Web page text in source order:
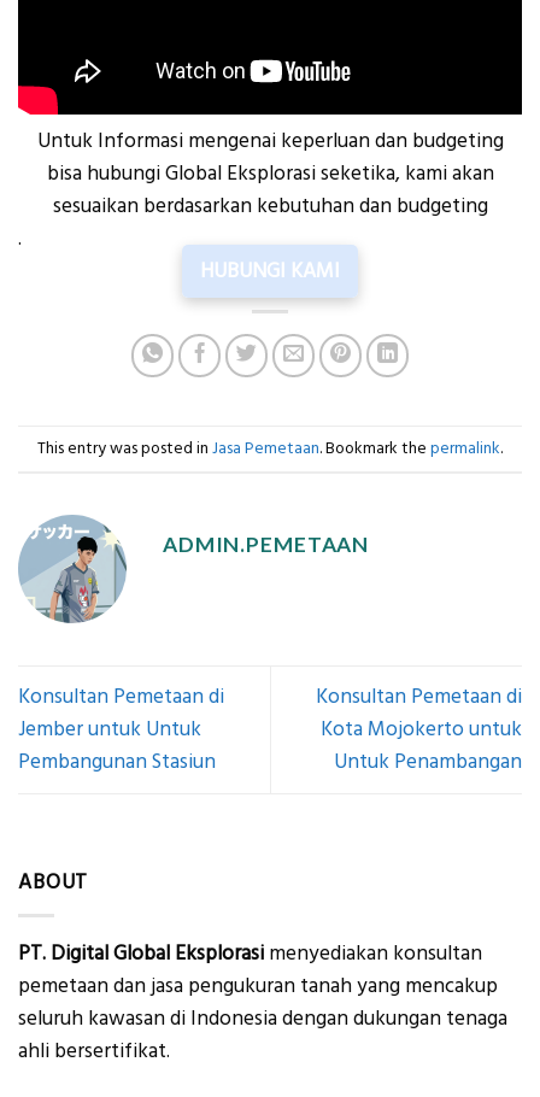
Untuk Informasi mengenai keperluan dan budgeting
bisa hubungi Global Eksplorasi seketika, kami akan
sesuaikan berdasarkan kebutuhan dan budgeting
.
HUBUNGI KAMI
This entry was posted in Jasa Pemetaan. Bookmark the permalink.
ADMIN.PEMETAAN
Konsultan Pemetaan di
Jember untuk Untuk
Pembangunan Stasiun
Konsultan Pemetaan di
Kota Mojokerto untuk
Untuk Penambangan
ABOUT
PT. Digital Global Eksplorasi menyediakan konsultan
pemetaan dan jasa pengukuran tanah yang mencakup
seluruh kawasan di Indonesia dengan dukungan tenaga
ahli bersertifikat.